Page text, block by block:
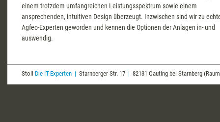
einem trotzdem umfangreichen Leistungsspektrum sowie einem
ansprechenden, intuitiven Design überzeugt. Inzwischen sind wir zu
Agfeo-Experten geworden und kennen die Optionen der Anlagen in- und
auswendig.
Stoll Die IT-Experten | Starnberger Str. 17 | 82131 Gauting bei Starnberg